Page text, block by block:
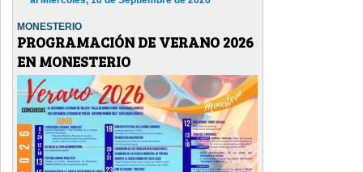
MONESTERIO
PROGRAMACIÓN DE VERANO 2026
EN MONESTERIO